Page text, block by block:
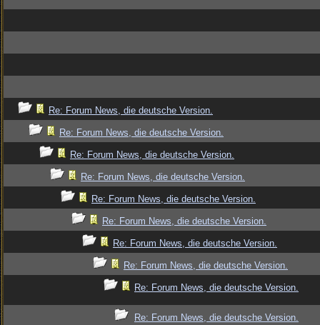
Re: Forum News, die deutsche Version.
Re: Forum News, die deutsche Version.
Re: Forum News, die deutsche Version.
Re: Forum News, die deutsche Version.
Re: Forum News, die deutsche Version.
Re: Forum News, die deutsche Version.
Re: Forum News, die deutsche Version.
Re: Forum News, die deutsche Version.
Re: Forum News, die deutsche Version.
Re: Forum News, die deutsche Version.